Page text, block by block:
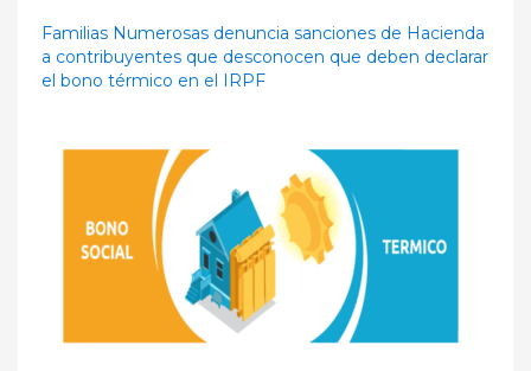
Familias Numerosas denuncia sanciones de Hacienda
a contribuyentes que desconocen que deben declarar
el bono térmico en el IRPF